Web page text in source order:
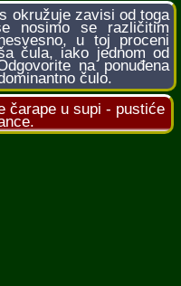
zavisi od toga
nosimo se različitim
u toj proceni
čula, iako jednom od
na ponuđena
čulo.
čarape u supi - pustiće